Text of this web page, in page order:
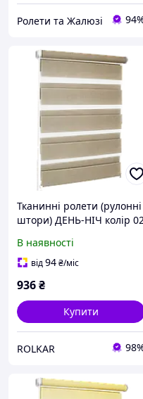
Ролети та Жалюзі
Тканинні ролети (рулонні
штори) ДЕНЬ-НІЧ колір
IMPULSO P+R (Польща)
В наявності
від94₴/міс
936₴
Купити
ROLKAR